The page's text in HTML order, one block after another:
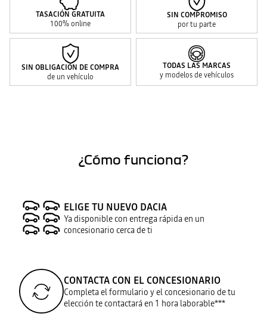
TASACIÓN GRATUITA
100% online
SIN COMPROMISO
por tu parte
SIN OBLIGACIÓN DE COMPRA
de un vehículo
TODAS LAS MARCAS
y modelos de vehículos
¿Cómo funciona?
ELIGE TU NUEVO DACIA
Ya disponible con entrega rápida en un
concesionario cerca de ti
CONTACTA CON EL CONCESIONARIO
Completa el formulario y el concesionario de tu
elección te contactará en 1 hora laborable***